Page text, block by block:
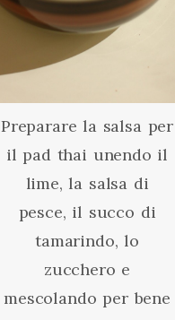
Preparare la salsa per
il pad thai unendo il
lime, la salsa di
pesce, il succo di
tamarindo, lo
zucchero e
mescolando per bene